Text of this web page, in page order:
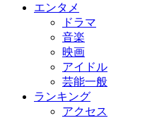
エンタメ
ドラマ
音楽
映画
アイドル
芸能一般
ランキング
アクセス